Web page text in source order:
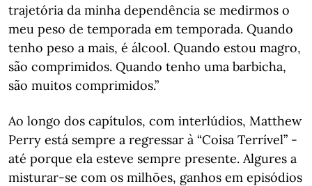
trajetória da minha dependência se medirmos o
meu peso de temporada em temporada. Quando
tenho peso a mais, é álcool. Quando estou magro,
são comprimidos. Quando tenho uma barbicha,
são muitos comprimidos.”
Ao longo dos capítulos, com interlúdios, Matthew
Perry está sempre a regressar à “Coisa Terrível” -
até porque ela esteve sempre presente. Algures a
misturar-se com os milhões, ganhos em episódios